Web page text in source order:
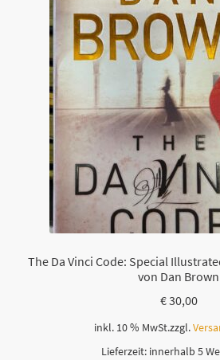
The Da Vinci Code: Special
von Dan Brown
€30,00
inkl. 10 % MwSt.zzgl.
Lieferzeit: innerhalb 5